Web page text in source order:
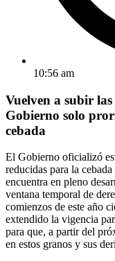
10:56 am
Vuelven a subir
Gobierno solo
cebada
El Gobierno oficializó
reducidas para la
encuentra en pleno
ventana temporal de
comienzos de este año
extendido la vigencia
para que, a partir del
en estos granos y sus